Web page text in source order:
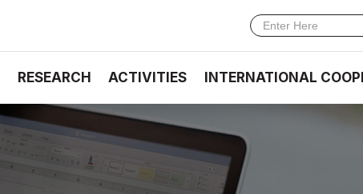
RESEARCH ACTIVITIES INTERNATIONAL